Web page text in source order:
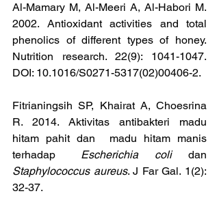
Al-Mamary M, Al-Meeri A, Al-Habori M.
2002. Antioxidant activities and total
phenolics of different types of honey.
Nutrition research. 22(9): 1041-1047.
DOI: 10.1016/S0271-5317(02)00406-2.
Fitrianingsih SP, Khairat A, Choesrina
R. 2014. Aktivitas antibakteri madu
hitam pahit dan  madu hitam manis
Escherichia coli
Staphylococcus aureus. J Far Gal. 1(2):
32-37.